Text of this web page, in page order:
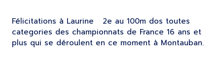
Félicitations à Laurine 2e au 100m dos toutes
categories des championnats de France 16 ans et
plus qui se déroulent en ce moment à Montauban.